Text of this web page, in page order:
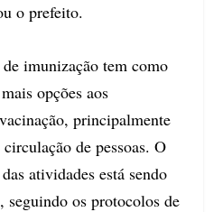
o prefeito.
imunização tem como
opções aos
principalmente
de pessoas. O
atividades está sendo
seguindo os protocolos de